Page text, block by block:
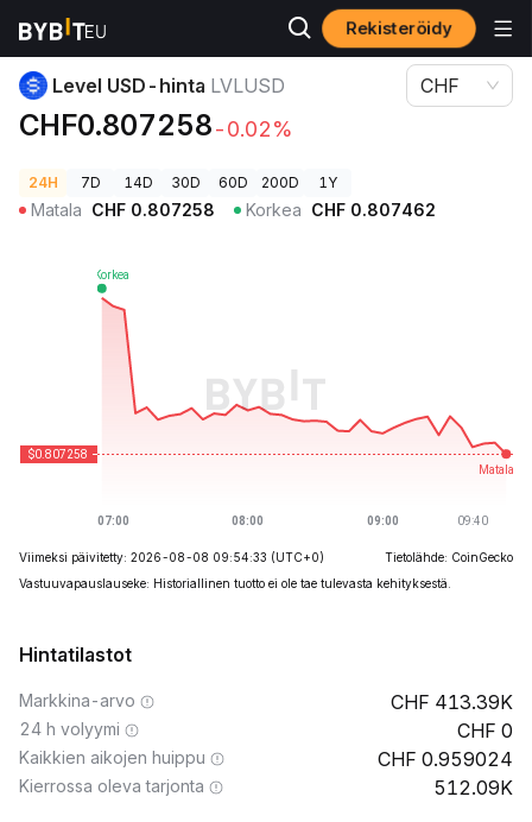
Rekisteröidy
Kryptohinnat Level USD-hinta LVLUSD
Level USD-hinta LVLUSD
CHF0.807258-0.02%
CHF
24H 7D 14D 30D 60D 200D 1Y
Matala CHF 0.807258 Korkea CHF 0.807462
Viimeksi päivitetty: 2026-08-08 09:54:33 (UTC+0)
Tietolähde: CoinGecko
Vastuuvapauslauseke: Historiallinen tuotto ei ole tae tulevasta kehityksestä.
Hintatilastot
Markkina-arvo 413.39K
24 h volyymi 0
Kaikkien aikojen huippu 0.959024
Kierrossa oleva tarjonta 512.09K